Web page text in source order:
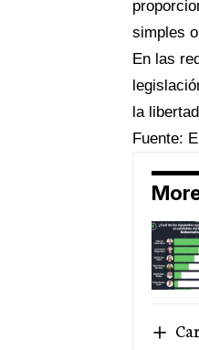
simples
En las
la
Fuente: